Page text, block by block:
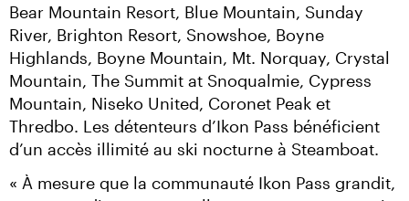
Bear Mountain Resort, Blue Mountain, Sunday
River, Brighton Resort, Snowshoe, Boyne
Highlands, Boyne Mountain, Mt. Norquay, Crystal
Mountain, The Summit at Snoqualmie, Cypress
Mountain, Niseko United, Coronet Peak et
Thredbo. Les détenteurs d’Ikon Pass bénéficient
d’un accès illimité au ski nocturne à Steamboat.
« À mesure que la communauté Ikon Pass grandit,